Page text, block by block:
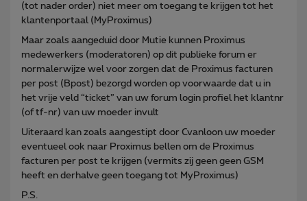
(tot nader order) niet meer om toegang te krijgen tot het
klantenportaal (MyProximus)
Maar zoals aangeduid door Mutie kunnen Proximus
medewerkers (moderatoren) op dit publieke forum er
normalerwijze wel voor zorgen dat de Proximus facturen
per post (Bpost) bezorgd worden op voorwaarde dat u in
het vrije veld “ticket” van uw forum login profiel het klantnr
(of tf-nr) van uw moeder invult
Uiteraard kan zoals aangestipt door Cvanloon uw moeder
eventueel ook naar Proximus bellen om de Proximus
facturen per post te krijgen (vermits zij geen geen GSM
heeft en derhalve geen toegang tot MyProximus)
P.S.